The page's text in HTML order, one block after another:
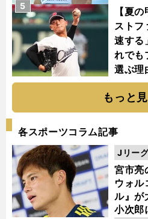
【夏
ストフ
速する
れでも
選ぶ理
5
もっと
各スポーツコラム記事
宮市亮
ウォル
ル』が
小次郎
Jリー